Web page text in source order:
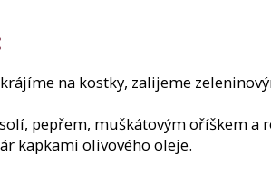
na kostky, zalijeme
pepřem, muškátovým oříškem a
kapkami olivového oleje.